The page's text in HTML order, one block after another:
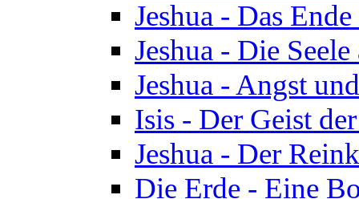
Jeshua - Das
Jeshua - Die
Jeshua - Angst
Isis - Der Geist
Jeshua - Der
Die Erde - Eine